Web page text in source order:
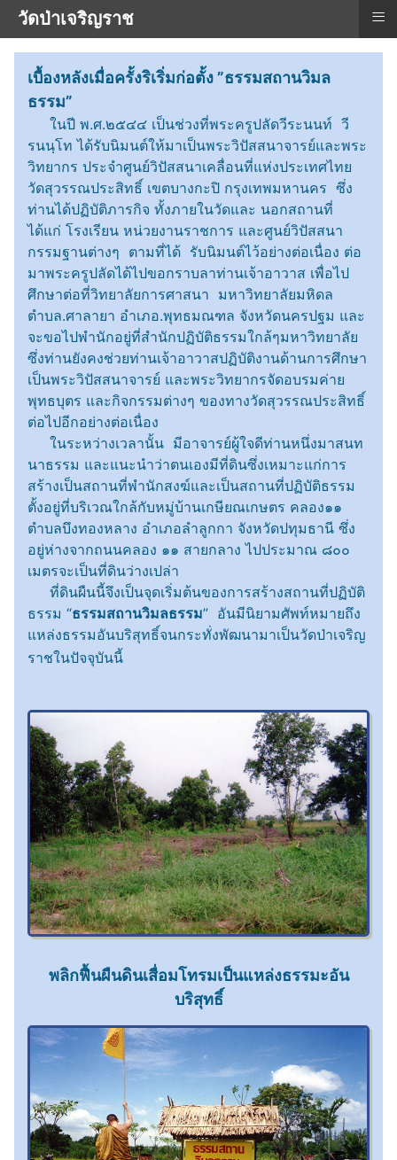
วัดป่าเจริญราช ≡
เบื้องหลังเมื่อครั้งริเริ่มก่อตั้ง ”ธรรมสถานวิมล
ธรรม”
ในปี พ.ศ.๒๕๔๔ เป็นช่วงที่พระครูปลัดวีระนนท์ วี
รนนฺโท ได้รับนิมนต์ให้มาเป็นพระวิปัสสนาจารย์และพระ
วิทยากร ประจำศูนย์วิปัสสนาเคลื่อนที่แห่งประเทศไทย
วัดสุวรรณประสิทธิ์ เขตบางกะปิ กรุงเทพมหานคร ซึ่ง
ท่านได้ปฏิบัติภารกิจ ทั้งภายในวัดและ นอกสถานที่
ได้แก่ โรงเรียน หน่วยงานราชการ และศูนย์วิปัสสนา
กรรมฐานต่างๆ ตามที่ได้ รับนิมนต์ไว้อย่างต่อเนื่อง ต่อ
มาพระครูปลัดได้ไปขอกราบลาท่านเจ้าอาวาส เพื่อไป
ศึกษาต่อที่วิทยาลัยการศาสนา มหาวิทยาลัยมหิดล
ตำบล.ศาลายา อำเภอ.พุทธมณฑล จังหวัดนครปฐม และ
จะขอไปพำนักอยู่ที่สำนักปฏิบัติธรรมใกล้ๆมหาวิทยาลัย
ซึ่งท่านยังคงช่วยท่านเจ้าอาวาสปฏิบัติงานด้านการศึกษา
เป็นพระวิปัสสนาจารย์ และพระวิทยากรจัดอบรมค่าย
พุทธบุตร และกิจกรรมต่างๆ ของทางวัดสุวรรณประสิทธิ์
ต่อไปอีกอย่างต่อเนื่อง
ในระหว่างเวลานั้น มีอาจารย์ผู้ใจดีท่านหนึ่งมาสนท
นาธรรม และแนะนำว่าตนเองมีที่ดินซึ่งเหมาะแก่การ
สร้างเป็นสถานที่พำนักสงฆ์และเป็นสถานที่ปฏิบัติธรรม
ตั้งอยู่ที่บริเวณใกล้กับหมู่บ้านเกษียณเกษตร คลอง๑๑
ตำบลบึงทองหลาง อำเภอลำลูกกา จังหวัดปทุมธานี ซึ่ง
อยู่ห่างจากถนนคลอง ๑๑ สายกลาง ไปประมาณ ๘๐๐
เมตรจะเป็นที่ดินว่างเปล่า
ที่ดินผืนนี้จึงเป็นจุดเริ่มต้นของการสร้างสถานที่ปฏิบัติ
ธรรม “ธรรมสถานวิมลธรรม” อันมีนิยามศัพท์หมายถึง
แหล่งธรรมอันบริสุทธิ์จนกระทั่งพัฒนามาเป็นวัดป่าเจริญ
ราชในปัจจุบันนี้
พลิกฟื้นผืนดินเสื่อมโทรมเป็นแหล่งธรรมะอัน
บริสุทธิ์